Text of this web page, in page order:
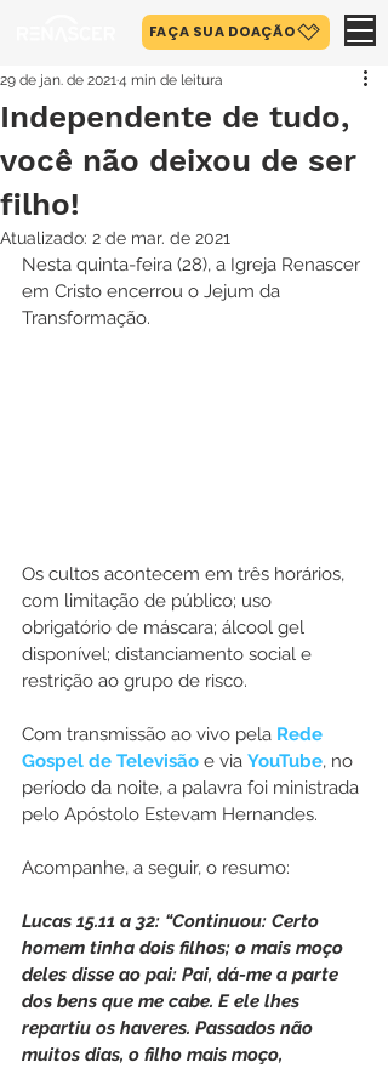
FAÇA SUA DOAÇÃO
Independente de tudo,
você não deixou de ser
filho!
29 de jan. de 20214 min de leitura
Atualizado: 2 de mar. de 2021
Nesta quinta-feira (28), a Igreja Renascer
em Cristo encerrou o Jejum da
Transformação.
Os cultos acontecem em três horários,
com limitação de público; uso
obrigatório de máscara; álcool gel
disponível; distanciamento social e
restrição ao grupo de risco.
Com transmissão ao vivo pela Rede
Gospel de Televisão e via YouTube, no
período da noite, a palavra foi ministrada
pelo Apóstolo Estevam Hernandes.
Acompanhe, a seguir, o resumo:
Lucas 15.11 a 32: “Continuou: Certo
homem tinha dois filhos; o mais moço
deles disse ao pai: Pai, dá-me a parte
dos bens que me cabe. E ele lhes
repartiu os haveres. Passados não
muitos dias, o filho mais moço,